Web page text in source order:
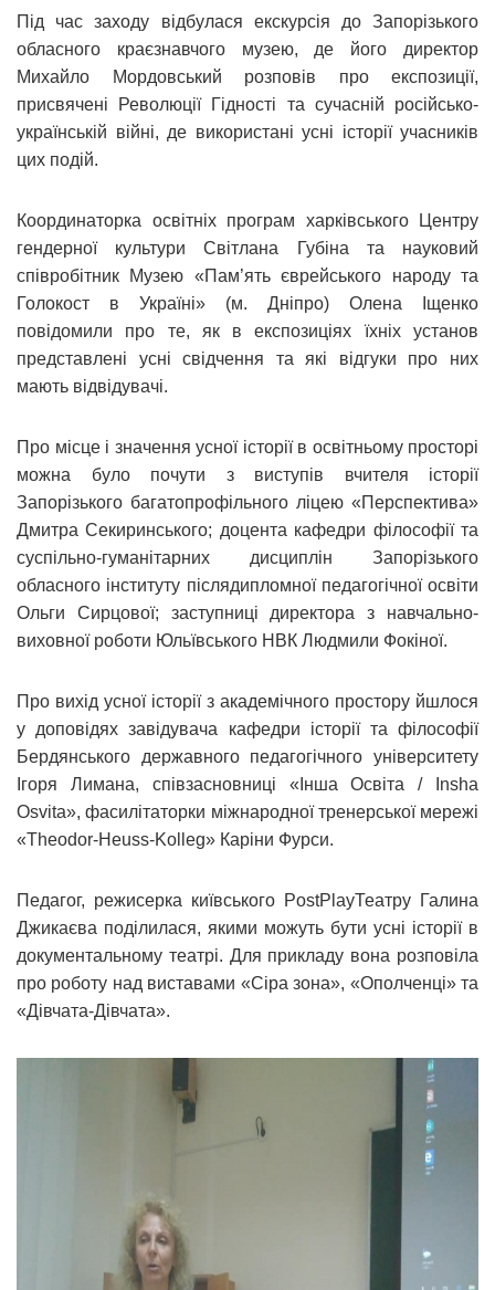
Під час заходу відбулася екскурсія до Запорізького
обласного краєзнавчого музею, де його директор
Михайло Мордовський розповів про експозиції,
присвячені Революції Гідності та сучасній російсько-
українській війні, де використані усні історії учасників
цих подій.
Координаторка освітніх програм харківського Центру
гендерної культури Світлана Губіна та науковий
співробітник Музею «Пам’ять єврейського народу та
Голокост в Україні» (м. Дніпро) Олена Іщенко
повідомили про те, як в експозиціях їхніх установ
представлені усні свідчення та які відгуки про них
мають відвідувачі.
Про місце і значення усної історії в освітньому просторі
можна було почути з виступів вчителя історії
Запорізького багатопрофільного ліцею «Перспектива»
Дмитра Секиринського; доцента кафедри філософії та
суспільно-гуманітарних дисциплін Запорізького
обласного інституту післядипломної педагогічної освіти
Ольги Сирцової; заступниці директора з навчально-
виховної роботи Юльївського НВК Людмили Фокіної.
Про вихід усної історії з академічного простору йшлося
у доповідях завідувача кафедри історії та філософії
Бердянського державного педагогічного університету
Ігоря Лимана, співзасновниці «Інша Освіта / Insha
Osvita», фасилітаторки міжнародної тренерської мережі
«Theodor-Heuss-Kolleg» Каріни Фурси.
Педагог, режисерка київського PostPlayТеатру Галина
Джикаєва поділилася, якими можуть бути усні історії в
документальному театрі. Для прикладу вона розповіла
про роботу над виставами «Сіра зона», «Ополченці» та
«Дівчата-Дівчата».